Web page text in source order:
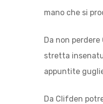
mano che si
Da non
stretta
appuntite
Da Clifden